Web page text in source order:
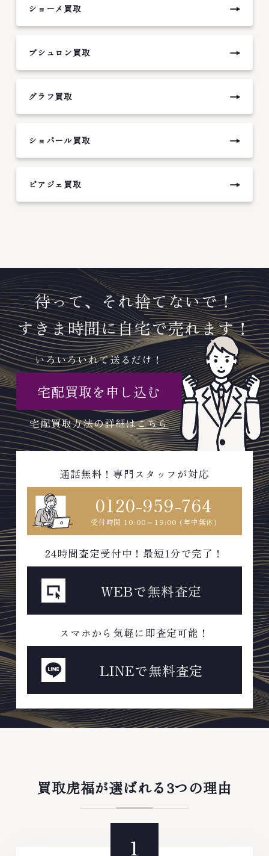
ショーメ買取 →
ブシュロン買取 →
グラフ買取 →
ショパール買取 →
ピアジェ買取 →
待って、それ捨てないで！
すきま時間に自宅で売れます！
いろいろいれて送るだけ！
宅配買取を申し込む
宅配買取方法の詳細はこちら
通話無料！専門スタッフが対応
0120-959-764
受付時間 10:00～19:00 (年中無休)
24時間査定受付中！最短1分で完了！
WEBで無料査定
スマホから気軽に即査定可能！
LINEで無料査定
買取虎福が選ばれる3つの理由